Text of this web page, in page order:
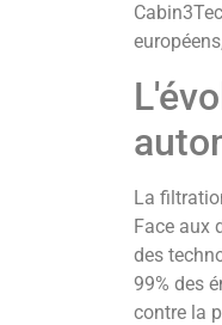
La
Face aux
des
99% des
contre la